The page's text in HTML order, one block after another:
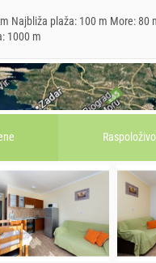
Najbliža plaža: 100 m More:
1000 m